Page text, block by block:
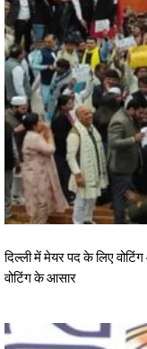
दिल्ली में मेयर पद के लिए
वोटिंग के आसार